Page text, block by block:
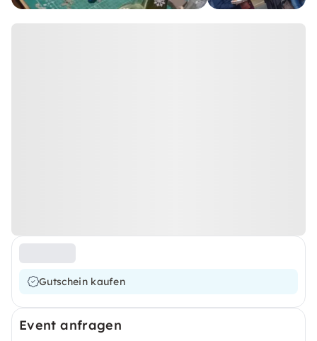
Gutschein kaufen
Event anfragen